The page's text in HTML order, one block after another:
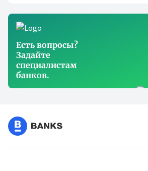
Есть вопросы?
Задайте
специалистам
банков.